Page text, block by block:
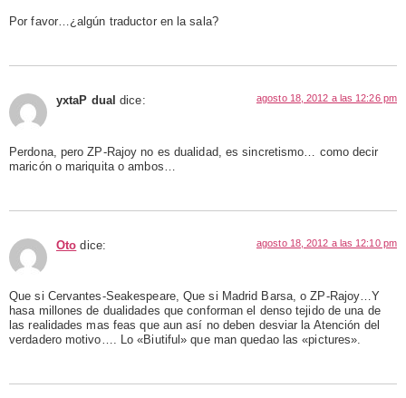
Por favor…¿algún traductor en la sala?
yxtaP dual dice: agosto 18, 2012 a las 12:26 pm
Perdona, pero ZP-Rajoy no es dualidad, es sincretismo… como decir
maricón o mariquita o ambos…
Oto dice: agosto 18, 2012 a las 12:10 pm
Que si Cervantes-Seakespeare, Que si Madrid Barsa, o ZP-Rajoy…Y
hasa millones de dualidades que conforman el denso tejido de una de
las realidades mas feas que aun así no deben desviar la Atención del
verdadero motivo…. Lo «Biutiful» que man quedao las «pictures».